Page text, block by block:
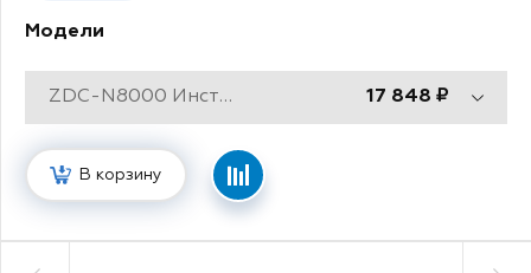
Модели
ZDC-N8000 Инструмент для гравировки внутри кольца 17 848
В корзину